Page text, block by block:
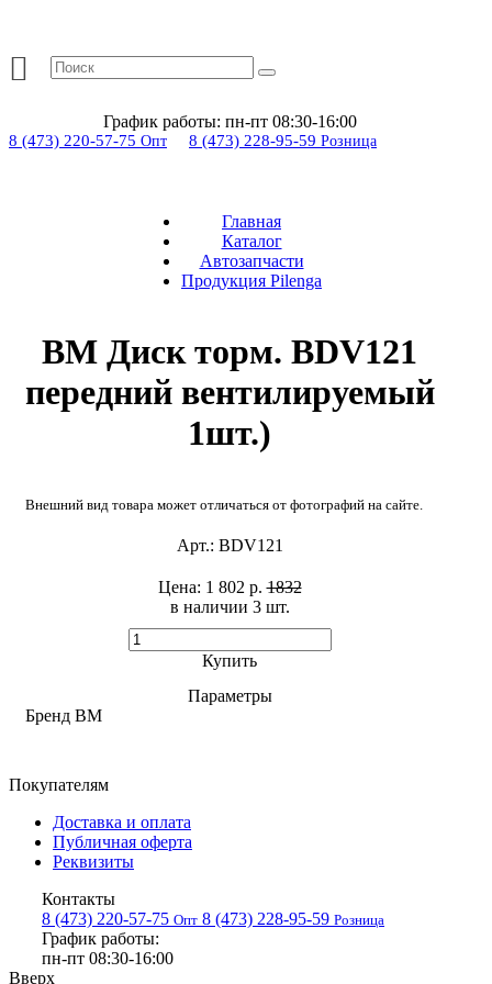
График работы: пн-пт 08:30-16:00
8 (473) 220-57-75 Опт 8 (473) 228-95-59 Розница
Главная
Каталог
Автозапчасти
Продукция Pilenga
BM Диск торм. BDV121
передний вентилируемый
1шт.)
Внешний вид товара может отличаться от фотографий на сайте.
Арт.: BDV121
в наличии 3 шт. ​
Цена: 1 802 р.1832
Купить
Параметры
Бренд BM
Покупателям
Доставка и оплата
Публичная оферта
Реквизиты
Контакты
8 (473) 220-57-75 Опт 8 (473) 228-95-59 Розница
График работы:
пн-пт 08:30-16:00
Вверх